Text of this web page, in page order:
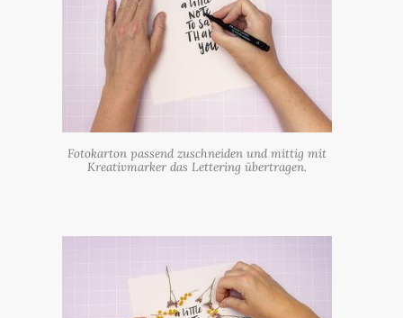
Fotokarton passend zuschneiden und mittig mit
Kreativmarker das Lettering übertragen.